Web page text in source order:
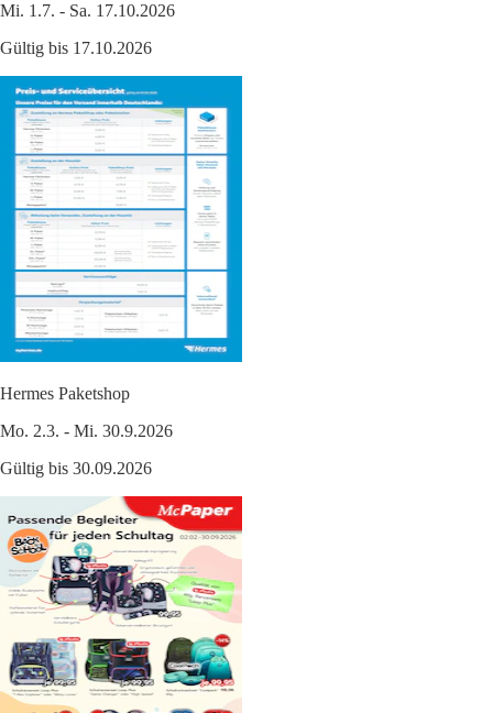
Mi. 1.7. - Sa. 17.10.2026
Gültig bis 17.10.2026
Hermes Paketshop
Mo. 2.3. - Mi. 30.9.2026
Gültig bis 30.09.2026